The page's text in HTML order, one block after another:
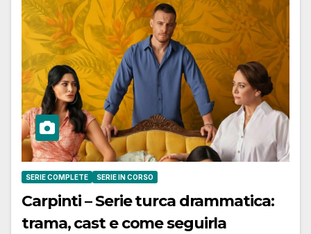
SERIE COMPLETE SERIE IN CORSO
Carpinti – Serie turca drammatica:
trama, cast e come seguirla